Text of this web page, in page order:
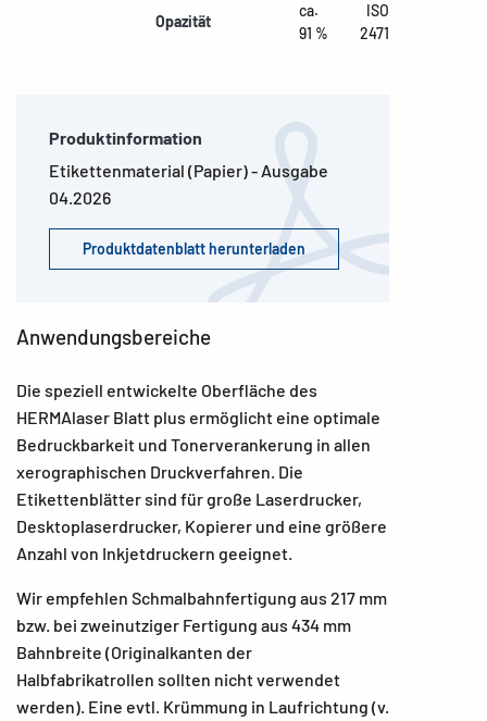
Opazität
ca.
91 %
ISO
2471
Produktinformation
Etikettenmaterial (Papier) - Ausgabe
04.2026
Produktdatenblatt herunterladen
Anwendungsbereiche
Die speziell entwickelte Oberfläche des
HERMAlaser Blatt plus ermöglicht eine optimale
Bedruckbarkeit und Tonerverankerung in allen
xerographischen Druckverfahren. Die
Etikettenblätter sind für große Laserdrucker,
Desktoplaserdrucker, Kopierer und eine größere
Anzahl von Inkjetdruckern geeignet.
Wir empfehlen Schmalbahnfertigung aus 217 mm
bzw. bei zweinutziger Fertigung aus 434 mm
Bahnbreite (Originalkanten der
Halbfabrikatrollen sollten nicht verwendet
werden). Eine evtl. Krümmung in Laufrichtung (v.